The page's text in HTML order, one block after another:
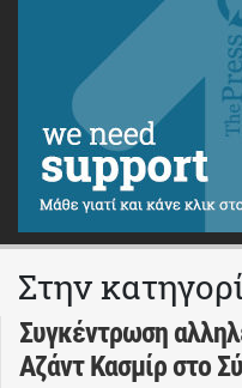
Στην
Συγκέντρωση
Αζάντ Κασμίρ στο